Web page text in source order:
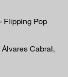
Flipping Pop
Cabral,